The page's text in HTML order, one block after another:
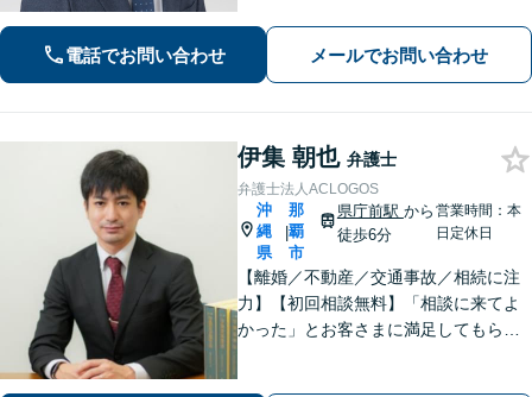
額）・明け渡し請求・立退料増額など
に対応。交渉から訴訟までお任せくだ
電話でお問い合わせ メールでお問い合わせ
伊集 朝也 弁護士
弁護士法人ACLOGOS
沖
縄
県
|
那
覇
市
県庁前駅 から
徒歩6分
営業時間：本
日定休日
【離婚／不動産／交通事故／相続に注
力】【初回相談無料】「相談に来てよ
かった」とお客さまに満足してもらう